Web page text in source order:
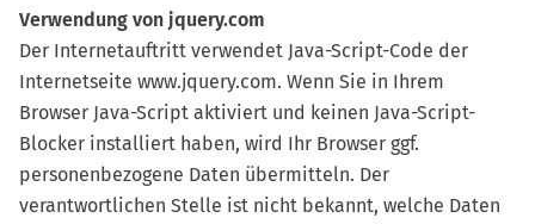
Verwendung von jquery.com
Der Internetauftritt verwendet Java-Script-Code der
Internetseite www.jquery.com. Wenn Sie in Ihrem
Browser Java-Script aktiviert und keinen Java-Script-
Blocker installiert haben, wird Ihr Browser ggf.
personenbezogene Daten übermitteln. Der
verantwortlichen Stelle ist nicht bekannt, welche Daten